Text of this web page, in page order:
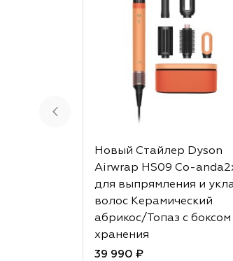
Новый Стайлер Dyson
Airwrap HS09 Co-
для выпрямления и
волос Керамический
абрикос/Топаз с боксом
хранения
39 990 ₽